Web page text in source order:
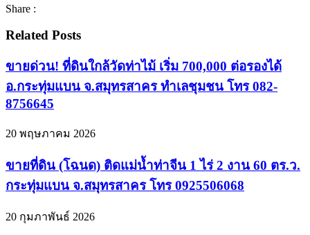
Share :
Related Posts
ขายด่วน! ที่ดินใกล้วัดท่าไม้ เริ่ม 700,000 ต่อรองได้
อ.กระทุ่มแบน จ.สมุทรสาคร ทำเลชุมชน โทร 082-
8756645
20 พฤษภาคม 2026
ขายที่ดิน (โฉนด) ติดแม่น้ำท่าจีน 1 ไร่ 2 งาน 60 ตร.ว.
กระทุ่มแบน จ.สมุทรสาคร โทร 0925506068
20 กุมภาพันธ์ 2026